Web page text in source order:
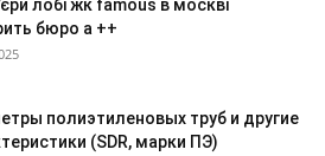
лобі жк famous в москві
бюро a ++
полиэтиленовых труб и другие
(SDR, марки ПЭ)